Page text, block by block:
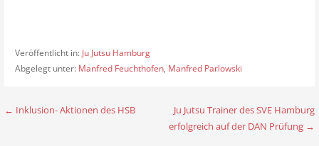
Veröffentlicht in: Ju Jutsu Hamburg
Abgelegt unter: Manfred Feuchthofen, Manfred Parlowski
B
← Inklusion- Aktionen des HSB
Ju Jutsu Trainer des SVE Hamburg
erfolgreich auf der DAN Prüfung →